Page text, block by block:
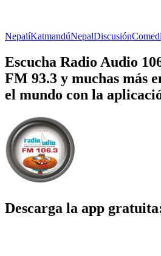
NepalíKatmandúNepalDiscusión
Escucha Radio Audio
FM 93.3 y muchas más
el mundo con la
Descarga la app